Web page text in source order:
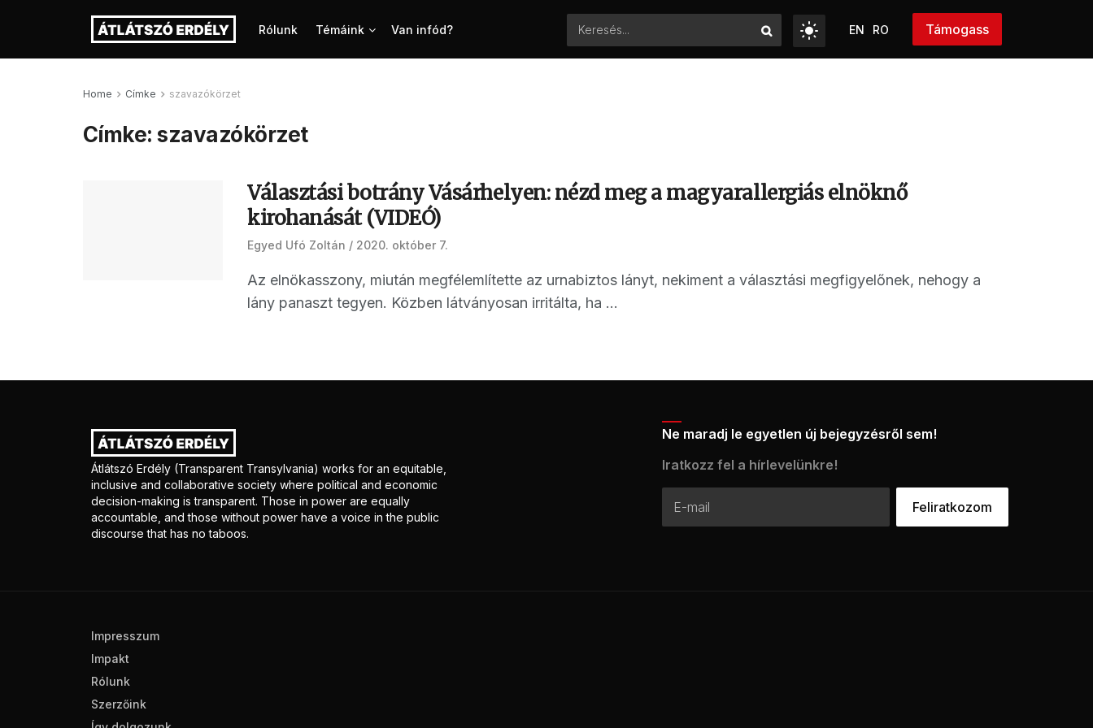
Rólunk Témáink Van infód? EN RO Támogass
Home Címke szavazókörzet
Címke:szavazókörzet
Választási botrány Vásárhelyen: nézd meg a magyarallergiás elnöknő
kirohanását (VIDEÓ)
Egyed Ufó Zoltán 2020. október 7.
Az elnökasszony, miután megfélemlítette az urnabiztos lányt, nekiment a választási megfigyelőnek, nehogy a
lány panaszt tegyen. Közben látványosan irritálta, ha ...
Átlátszó Erdély (Transparent Transylvania) works for an equitable,
inclusive and collaborative society where political and economic
decision-making is transparent. Those in power are equally
accountable, and those without power have a voice in the public
discourse that has no taboos.
Ne maradj le egyetlen új bejegyzésről sem!
Iratkozz fel a hírlevelünkre!
Impresszum
Impakt
Rólunk
Szerzőink